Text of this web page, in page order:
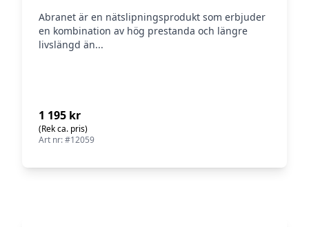
Abranet är en nätslipningsprodukt som erbjuder
en kombination av hög prestanda och längre
livslängd än...
1 195 kr
(Rek ca. pris)
Art nr: #12059